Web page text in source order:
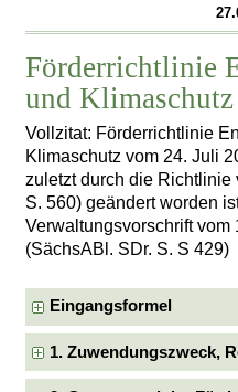
Förderrichtlinie
und Klimaschutz
Vollzitat: Förderrichtlinie
Klimaschutz vom 24. Juli
zuletzt durch die Richtlinie
S. 560) geändert worden
Verwaltungsvorschrift vom
(SächsABl. SDr. S. S 429)
Eingangsformel
1. Zuwendungszweck,